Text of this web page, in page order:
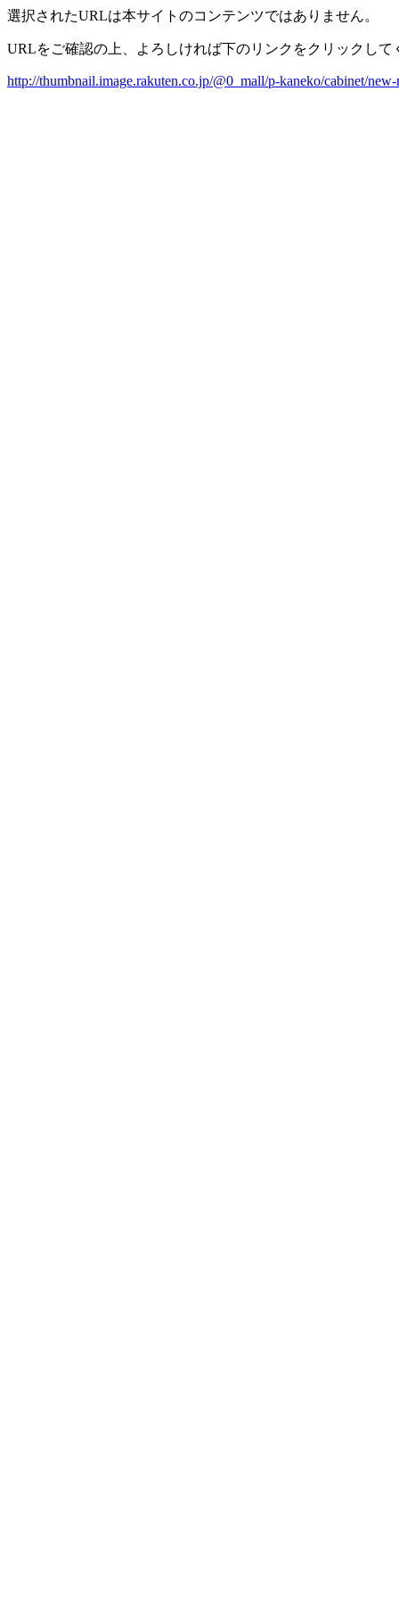
選択されたURLは本サイトのコンテンツではありません。
URLをご確認の上、よろしければ下のリンクをクリックして
http://thumbnail.image.rakuten.co.jp/@0_mall/p-kaneko/cabinet/